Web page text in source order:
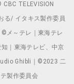
TELEVISION
る/ イタキス製作委員
メ～テレ｜東海テレ
｜東海テレビ、中京
Ghibli｜©2023 二
製作委員会